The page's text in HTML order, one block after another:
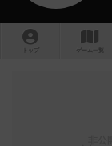
トップ ゲーム一覧